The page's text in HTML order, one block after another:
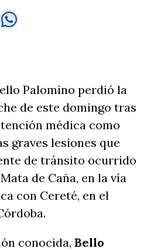
Palomino perdió la
de este domingo tras
médica como
graves lesiones que
de tránsito ocurrido
de Caña, en la vía
con Cereté, en el
conocida, Bello